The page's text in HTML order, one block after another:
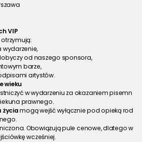
VIP
otrzymują:
wydarzenie,
od naszego sponsora,
barze,
artystów.
wieku
w wydarzeniu za okazaniem pisemn
prawnego.
życia mogą wejść wyłącznie pod opieką rod
Obowiązują pule cenowe, dlatego w
wcześniej.